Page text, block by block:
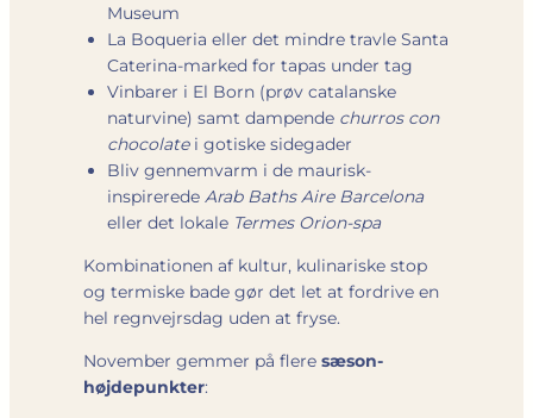
Museum
La Boqueria eller det mindre travle Santa
Caterina-marked for tapas under tag
Vinbarer i El Born (prøv catalanske
naturvine) samt dampende churros con
chocolatei gotiske sidegader
Bliv gennem­varm i de maurisk-
inspirerede Arab Baths Aire Barcelona
eller det lokale Termes Orion-spa
Kombinationen af kultur, kulinariske stop
og termiske bade gør det let at fordrive en
hel regnvejrsdag uden at fryse.
November gemmer på flere sæson­
højdepunkter: